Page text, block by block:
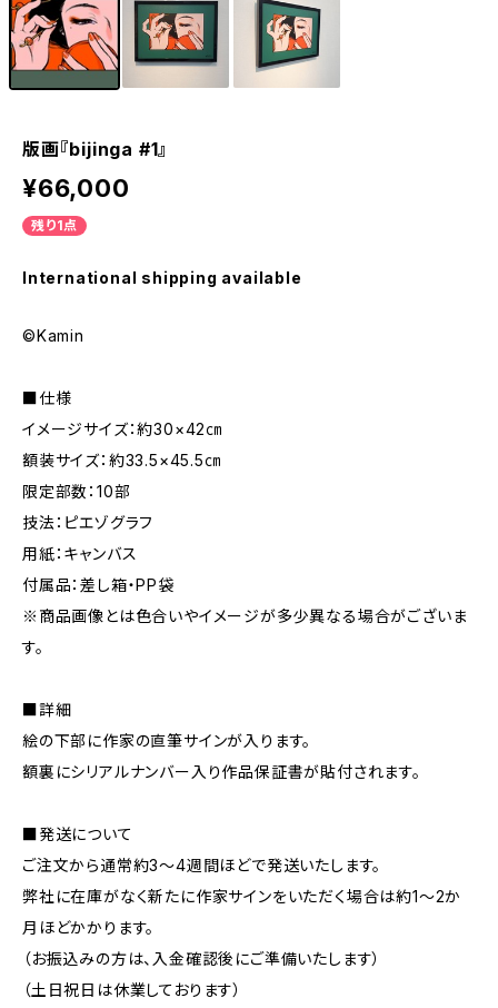
版画『bijinga #1』
¥66,000
残り1点
International shipping available
©Kamin
■仕様
イメージサイズ：約30×42㎝
額装サイズ：約33.5×45.5㎝
限定部数：10部
技法：ピエゾグラフ
用紙：キャンバス
付属品：差し箱・PP袋
※商品画像とは色合いやイメージが多少異なる場合がございま
す。
■詳細
絵の下部に作家の直筆サインが入ります。
額裏にシリアルナンバー入り作品保証書が貼付されます。
■発送について
ご注文から通常約3〜4週間ほどで発送いたします。
弊社に在庫がなく新たに作家サインをいただく場合は約1〜2か
月ほどかかります。
（お振込みの方は、入金確認後にご準備いたします）
（土日祝日は休業しております）